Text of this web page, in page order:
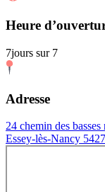
Heure
7jours sur 7
Adresse
24 chemin des basses
Essey-lès-Nancy